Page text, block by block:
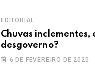
EDITORIAL
Chuvas inclementes,
desgoverno?
6 DE FEVEREIRO DE 2020